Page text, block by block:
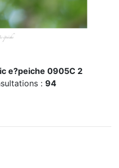
e?peiche 0905C 2
: 94